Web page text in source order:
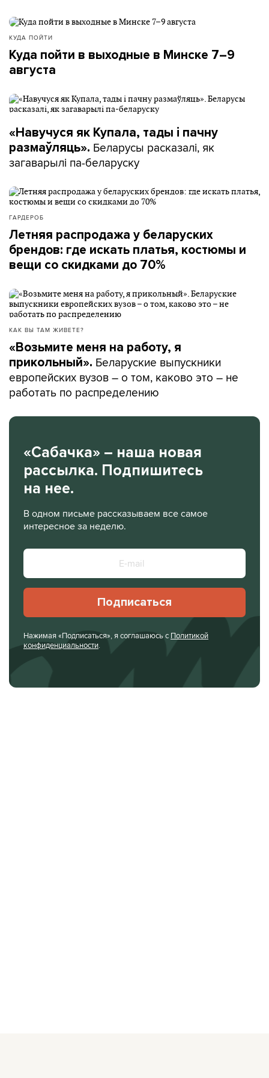
КУДА ПОЙТИ
Куда пойти в выходные в Минске 7–9
августа
«Навучуся як Купала, тады і пачну
размаўляць». Беларусы расказалі, як
загаварылі па-беларуску
ГАРДЕРОБ
Летняя распродажа у беларуских
брендов: где искать платья, костюмы и
вещи со скидками до 70%
КАК ВЫ ТАМ ЖИВЕТЕ?
«Возьмите меня на работу, я
прикольный». Беларуские выпускники
европейских вузов – о том, каково это – не
работать по распределению
«Сабачка» – наша новая
рассылка. Подпишитесь
на нее.
В одном письме рассказываем все самое
интересное за неделю.
Подписаться
Нажимая «Подписаться», я соглашаюсь с Политикой
конфиденциальности.